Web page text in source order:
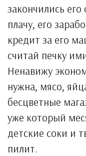
закончились
плачу, его
кредит за его
считай печку
Ненавижу
нужна, мясо,
бесцветные
уже который
детские соки и
пилит.